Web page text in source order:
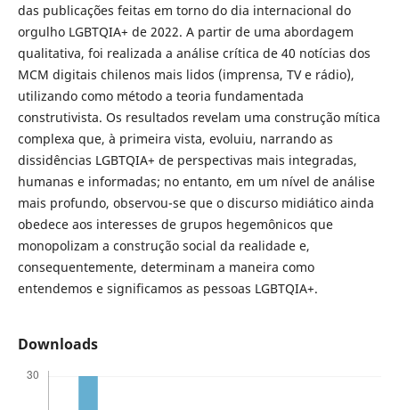
das publicações feitas em torno do dia internacional do
orgulho LGBTQIA+ de 2022. A partir de uma abordagem
qualitativa, foi realizada a análise crítica de 40 notícias dos
MCM digitais chilenos mais lidos (imprensa, TV e rádio),
utilizando como método a teoria fundamentada
construtivista. Os resultados revelam uma construção mítica
complexa que, à primeira vista, evoluiu, narrando as
dissidências LGBTQIA+ de perspectivas mais integradas,
humanas e informadas; no entanto, em um nível de análise
mais profundo, observou-se que o discurso midiático ainda
obedece aos interesses de grupos hegemônicos que
monopolizam a construção social da realidade e,
consequentemente, determinam a maneira como
entendemos e significamos as pessoas LGBTQIA+.
Downloads